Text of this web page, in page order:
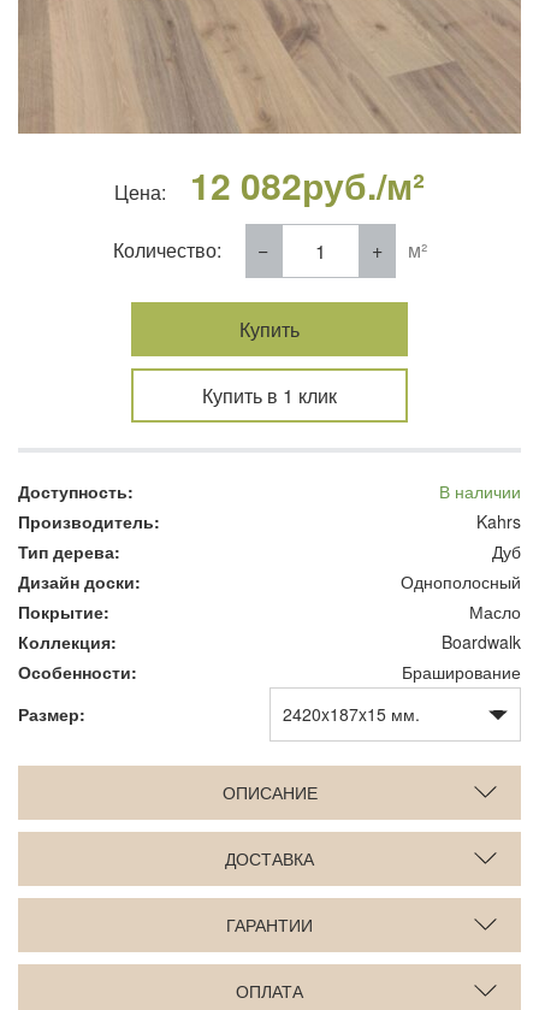
Цена: 12 082руб./м²
Количество: м²
Купить
Купить в 1 клик
Доступность:
В наличии
Производитель:
Kahrs
Тип дерева:
Дуб
Дизайн доски:
Однополосный
Покрытие:
Масло
Коллекция:
Boardwalk
Особенности:
Браширование
Размер:
ОПИСАНИЕ
ДОСТАВКА
ГАРАНТИИ
ОПЛАТА